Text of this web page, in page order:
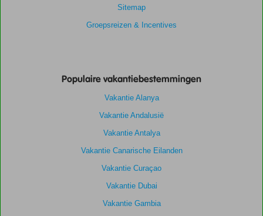
Sitemap
Groepsreizen & Incentives
Populaire vakantiebestemmingen
Vakantie Alanya
Vakantie Andalusië
Vakantie Antalya
Vakantie Canarische Eilanden
Vakantie Curaçao
Vakantie Dubai
Vakantie Gambia